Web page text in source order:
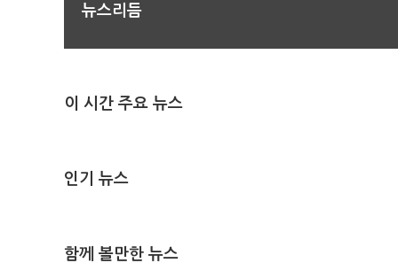
뉴스리듬
이 시간 주요 뉴스
인기 뉴스
함께 볼만한 뉴스